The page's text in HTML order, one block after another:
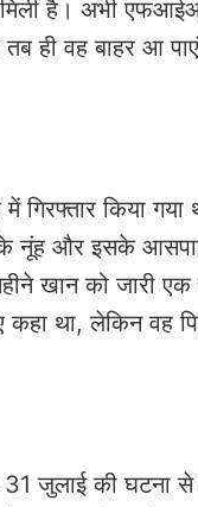
है। अभी
ही वह बाहर आ
किया गया
के नूंह और इसके
खान को जारी
था, लेकिन वह
31 जुलाई की